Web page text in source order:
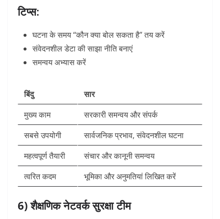
टिप्स:
घटना के समय “कौन क्या बोल सकता है” तय करें
संवेदनशील डेटा की साझा नीति बनाएं
समन्वय अभ्यास करें
बिंदु
सार
मुख्य काम
सरकारी समन्वय और संपर्क
सबसे उपयोगी
सार्वजनिक प्रभाव, संवेदनशील घटना
महत्वपूर्ण तैयारी
संचार और कानूनी समन्वय
त्वरित कदम
भूमिका और अनुमतियां लिखित करें
6) शैक्षणिक नेटवर्क सुरक्षा टीम